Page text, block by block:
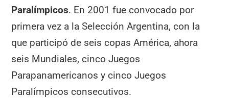
Paralímpicos. En 2001 fue convocado por
primera vez a la Selección Argentina, con la
que participó de seis copas América, ahora
seis Mundiales, cinco Juegos
Parapanamericanos y cinco Juegos
Paralímpicos consecutivos.